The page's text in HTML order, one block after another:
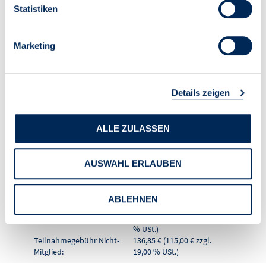
Statistiken
Marketing
Details zeigen
ALLE ZULASSEN
AUSWAHL ERLAUBEN
ABLEHNEN
Online-Seminar
"Crashkurs WEG-
Verwalter - Teil 2"
Seminarnummer
26020
Walburga Egle
Datum (Zeitraum)
02.09.2026 (10:00 - 11:30
Uhr)
online
Teilnahmegebühr Mitglied: 101,15 € (85,00 € zzgl. 19,00
% USt.)
Teilnahmegebühr Nicht-
Mitglied:
136,85 € (115,00 € zzgl.
19,00 % USt.)